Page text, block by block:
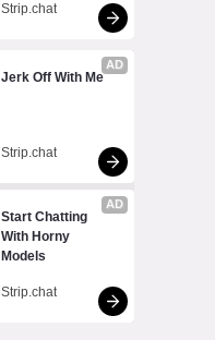
Strip.chat
AD
Jerk Off With Me
Strip.chat
AD
Start Chatting
With Horny
Models
Strip.chat